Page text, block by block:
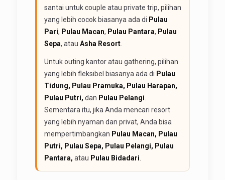
santai untuk couple atau private trip, pilihan
yang lebih cocok biasanya ada di Pulau
Pari, Pulau Macan, Pulau Pantara, Pulau
Sepa, atau Asha Resort.
Untuk outing kantor atau gathering, pilihan
yang lebih fleksibel biasanya ada di Pulau
Tidung, Pulau Pramuka, Pulau Harapan,
Pulau Putri, dan Pulau Pelangi
Sementara itu, jika Anda mencari resort
yang lebih nyaman dan privat, Anda bisa
mempertimbangkan Pulau Macan, Pulau
Putri, Pulau Sepa, Pulau Pelangi, Pulau
Pantara, atau Pulau Bidadari